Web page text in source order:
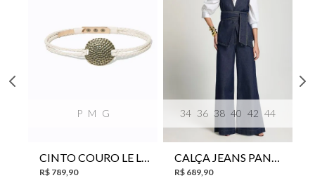
P M G
R$ 789 90
34 36 38 40 42 44
R$ 689 90